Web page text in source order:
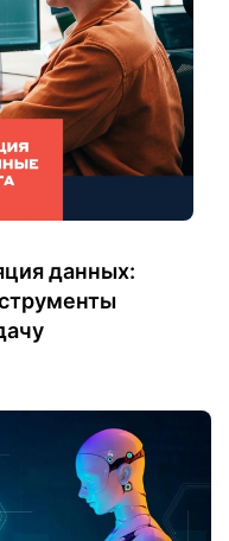
данных: